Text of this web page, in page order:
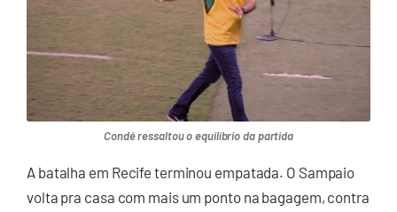
Condé ressaltou o equilíbrio da partida
A batalha em Recife terminou empatada. O Sampaio
volta pra casa com mais um ponto na bagagem, contra